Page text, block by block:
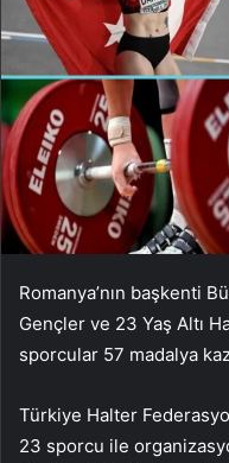
Romanya’nın başkenti
Gençler ve 23 Yaş Altı
sporcular 57 madalya
Türkiye Halter
23 sporcu ile